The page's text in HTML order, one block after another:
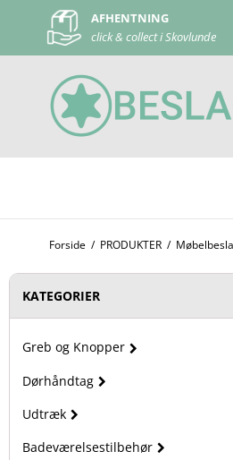
i Skovlunde
Forside / PRODUKTER /
KATEGORIER
Greb og Knopper
Dørhåndtag
Udtræk
Badeværelsestilbehør